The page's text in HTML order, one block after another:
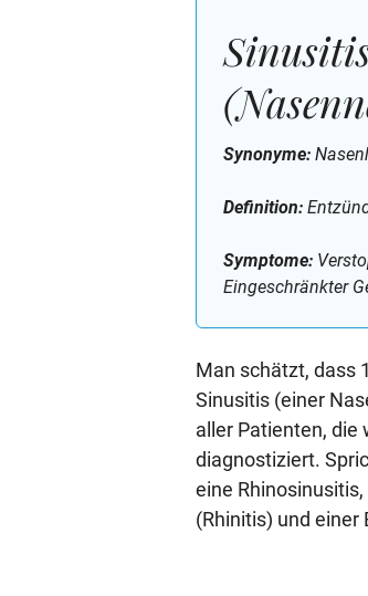
Synonyme:
Definition:
Symptome:
Eingeschränkter
Man schätzt, dass
Sinusitis (einer
aller Patienten, die
diagnostiziert.
eine
(Rhinitis) und